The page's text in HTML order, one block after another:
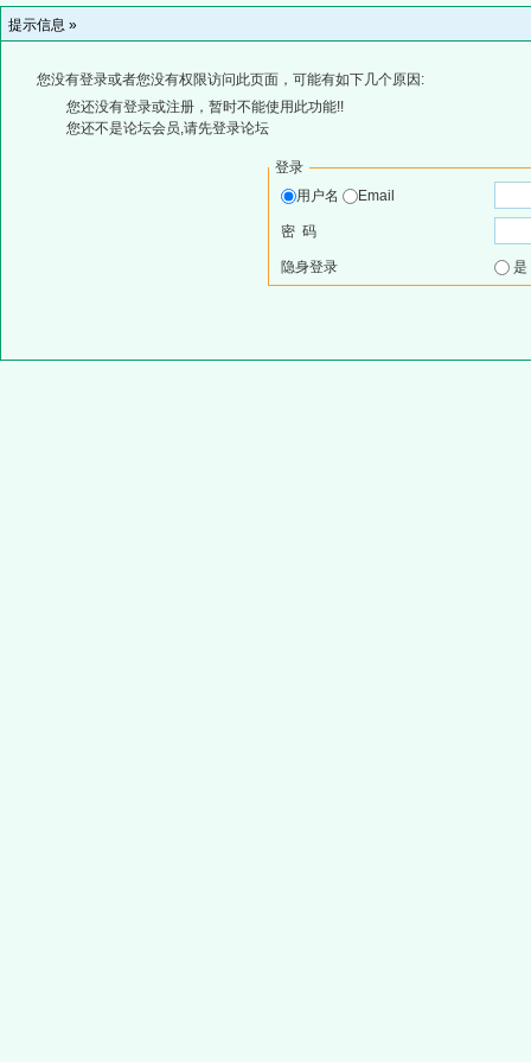
提示信息 »
您没有登录或者您没有权限访问此页面，可能有如下几个原因:
您还没有登录或注册，暂时不能使用此功能!!
您还不是论坛会员,请先登录论坛
登录
用户名
Email
密 码
隐身登录